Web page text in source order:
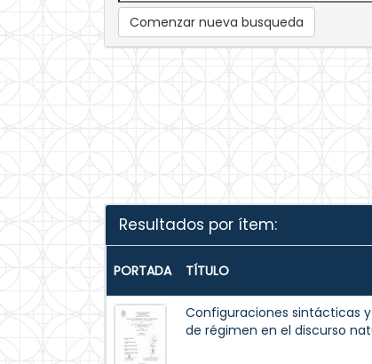
Comenzar nueva busqueda
Resultados por ítem:
PORTADA TÍTULO
Configuraciones sintácticas
de régimen en el discurso